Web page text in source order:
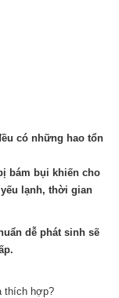
có những hao tổn
bám bụi khiến cho
lạnh, thời gian
dễ phát sinh sẽ
thích hợp?